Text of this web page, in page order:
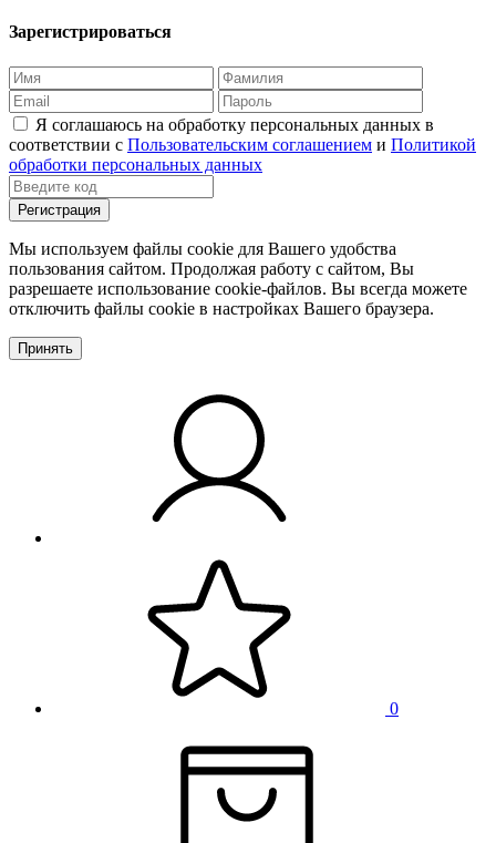
Зарегистрироваться
Я соглашаюсь на обработку персональных данных в
соответствии с Пользовательским соглашением и Политикой
обработки персональных данных
Регистрация
Мы используем файлы cookie для Вашего удобства
пользования сайтом. Продолжая работу с сайтом, Вы
разрешаете использование cookie-файлов. Вы всегда можете
отключить файлы cookie в настройках Вашего браузера.
Принять
0